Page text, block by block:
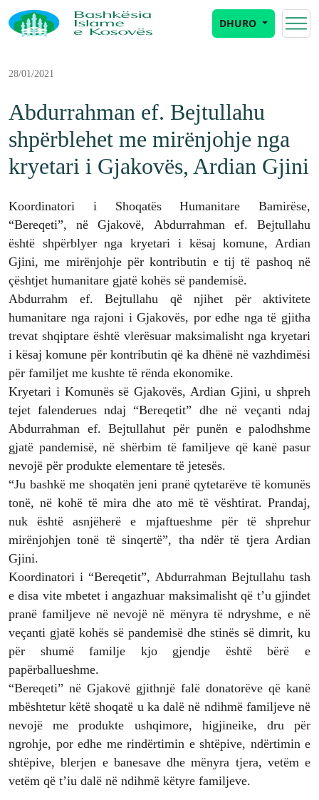
DHURO
28/01/2021
Abdurrahman ef. Bejtullahu
shpërblehet me mirënjohje nga
kryetari i Gjakovës, Ardian Gjini
Koordinatori i Shoqatës Humanitare Bamirëse,
“Bereqeti”, në Gjakovë, Abdurrahman ef. Bejtullahu
është shpërblyer nga kryetari i kësaj komune, Ardian
Gjini, me mirënjohje për kontributin e tij të pashoq në
çështjet humanitare gjatë kohës së pandemisë.
Abdurrahm ef. Bejtullahu që njihet për aktivitete
humanitare nga rajoni i Gjakovës, por edhe nga të gjitha
trevat shqiptare është vlerësuar maksimalisht nga kryetari
i kësaj komune për kontributin që ka dhënë në vazhdimësi
për familjet me kushte të rënda ekonomike.
Kryetari i Komunës së Gjakovës, Ardian Gjini, u shpreh
tejet falenderues ndaj “Bereqetit” dhe në veçanti ndaj
Abdurrahman ef. Bejtullahut për punën e palodhshme
gjatë pandemisë, në shërbim të familjeve që kanë pasur
nevojë për produkte elementare të jetesës.
“Ju bashkë me shoqatën jeni pranë qytetarëve të komunës
tonë, në kohë të mira dhe ato më të vështirat. Prandaj,
nuk është asnjëherë e mjaftueshme për të shprehur
mirënjohjen tonë të sinqertë”, tha ndër të tjera Ardian
Gjini.
Koordinatori i “Bereqetit”, Abdurrahman Bejtullahu tash
e disa vite mbetet i angazhuar maksimalisht që t’u gjindet
pranë familjeve në nevojë në mënyra të ndryshme, e në
veçanti gjatë kohës së pandemisë dhe stinës së dimrit, ku
për shumë familje kjo gjendje është bërë e
papërballueshme.
“Bereqeti” në Gjakovë gjithnjë falë donatorëve që kanë
mbështetur këtë shoqatë u ka dalë në ndihmë familjeve në
nevojë me produkte ushqimore, higjineike, dru për
ngrohje, por edhe me rindërtimin e shtëpive, ndërtimin e
shtëpive, blerjen e banesave dhe mënyra tjera, vetëm e
vetëm që t’iu dalë në ndihmë këtyre familjeve.